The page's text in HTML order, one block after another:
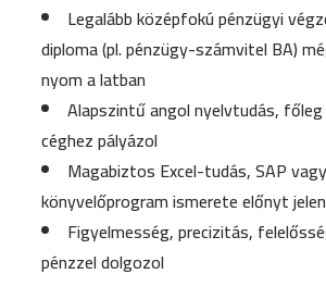
Legalább középfokú pénzügyi
diploma (pl. pénzügy-számvitel BA)
nyom a latban
Alapszintű angol nyelvtudás,
céghez pályázol
Magabiztos Excel-tudás, SAP
könyvelőprogram ismerete előnyt
Figyelmesség, precizitás,
pénzzel dolgozol